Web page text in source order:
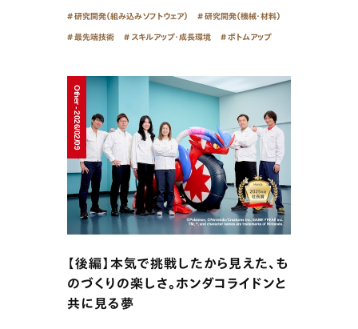
研究開発（組み込みソフトウェア） 研究開発（機械・材料）
最先端技術 スキルアップ・成長環境 ボトムアップ
Other - 2026/02/09
【後編】本気で挑戦したから見えた、も
のづくりの楽しさ。ホンダコライドンと
共に見る夢